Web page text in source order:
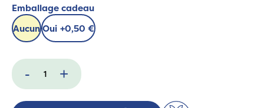
Emballage cadeau
AucunOui +0,50 €
- +